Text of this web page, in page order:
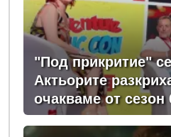
"Под прикритие"
Актьорите
очакваме от сезон